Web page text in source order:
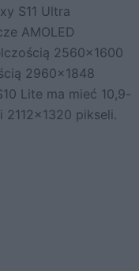
S11 Ultra
AMOLED
2560×1600
2960×1848
Lite ma mieć 10,9-
pikseli.